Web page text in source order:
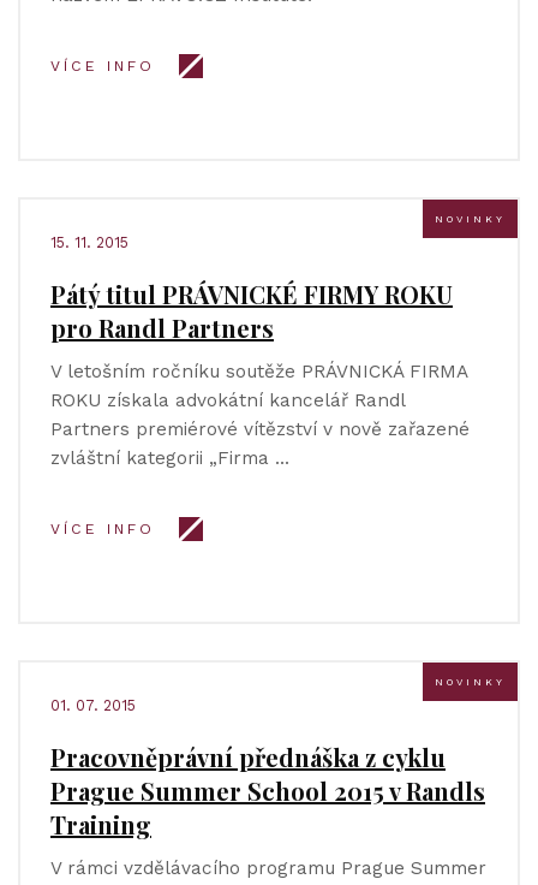
VÍCE INFO
NOVINKY
15. 11. 2015
Pátý titul PRÁVNICKÉ FIRMY ROKU
pro Randl Partners
V letošním ročníku soutěže PRÁVNICKÁ FIRMA
ROKU získala advokátní kancelář Randl
Partners premiérové vítězství v nově zařazené
zvláštní kategorii „Firma …
VÍCE INFO
NOVINKY
01. 07. 2015
Pracovněprávní přednáška z cyklu
Prague Summer School 2015 v Randls
Training
V rámci vzdělávacího programu Prague Summer